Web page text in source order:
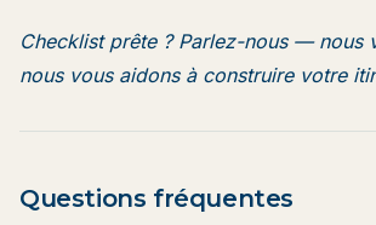
Checklist prête ? Parlez-nous— nous
nous vous aidons à construire votre
Questions fréquentes